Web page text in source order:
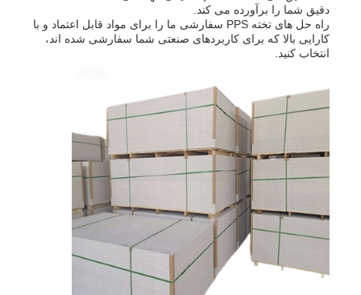
دقیق شما را برآورده می کند.
راه حل های تخته PPS سفارشی ما را برای مواد قابل اعتماد و با
کارایی بالا که برای کاربردهای صنعتی شما سفارشی شده اند،
انتخاب کنید.